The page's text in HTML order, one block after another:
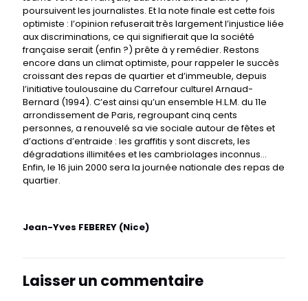
poursuivent les journalistes. Et la note finale est cette fois
optimiste : l’opinion refuserait très largement l’injustice liée
aux discriminations, ce qui signifierait que la société
française serait (enfin ?) prête à y remédier. Restons
encore dans un climat optimiste, pour rappeler le succès
croissant des repas de quartier et d’immeuble, depuis
l’initiative toulousaine du Carrefour culturel Arnaud-
Bernard (1994). C’est ainsi qu’un ensemble H.L.M. du 11e
arrondissement de Paris, regroupant cinq cents
personnes, a renouvelé sa vie sociale autour de fêtes et
d’actions d’entraide : les graffitis y sont discrets, les
dégradations illimitées et les cambriolages inconnus...
Enfin, le 16 juin 2000 sera la journée nationale des repas de
quartier.
Jean-Yves FEBEREY (Nice)
Laisser un commentaire